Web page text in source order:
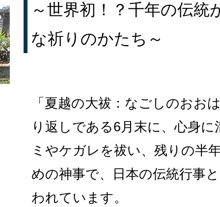
～世界初！？千年の伝統
な祈りのかたち～
「夏越の大祓：なごしのおお
り返しである6月末に、心身
ミやケガレを祓い、残りの半
めの神事で、日本の伝統行事
われています。